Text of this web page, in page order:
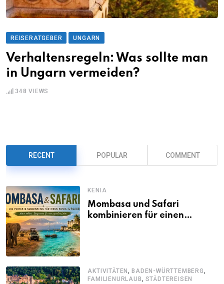
REISERATGEBER UNGARN
Verhaltensregeln: Was sollte man
in Ungarn vermeiden?
348 VIEWS
RECENT POPULAR COMMENT
KENIA
Mombasa und Safari
kombinieren für einen
AKTIVITÄTEN,BADEN-WÜRTTEMBERG,
FAMILIENURLAUB, STÄDTEREISEN